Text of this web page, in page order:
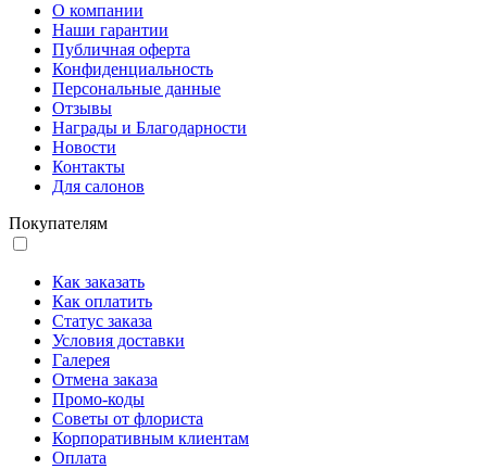
О компании
Наши гарантии
Публичная оферта
Конфиденциальность
Персональные данные
Отзывы
Награды и Благодарности
Новости
Контакты
Для салонов
Покупателям
Как заказать
Как оплатить
Статус заказа
Условия доставки
Галерея
Отмена заказа
Промо-коды
Советы от флориста
Корпоративным клиентам
Оплата